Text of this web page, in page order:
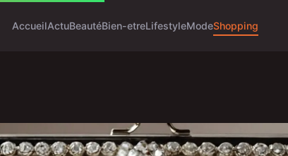
AccueilActuBeautéBien-etreLifestyleModeShopping